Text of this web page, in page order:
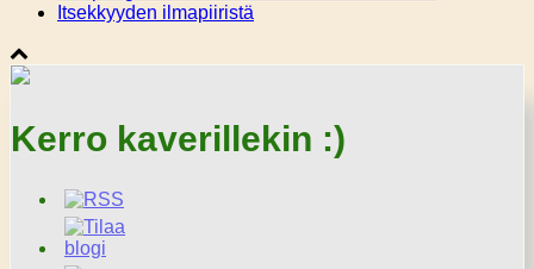
Itsekkyyden ilmapiiristä
Kerro kaverillekin :)